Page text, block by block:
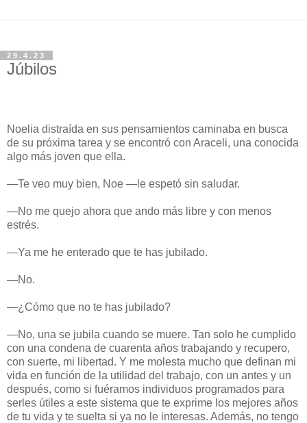
29.4.23
Júbilos
Noelia distraída en sus pensamientos caminaba en busca
de su próxima tarea y se encontró con Araceli, una conocida
algo más joven que ella.
—Te veo muy bien, Noe —le espetó sin saludar.
—No me quejo ahora que ando más libre y con menos
estrés.
—Ya me he enterado que te has jubilado.
—No.
—¿Cómo que no te has jubilado?
—No, una se jubila cuando se muere. Tan solo he cumplido
con una condena de cuarenta años trabajando y recupero,
con suerte, mi libertad. Y me molesta mucho que definan mi
vida en función de la utilidad del trabajo, con un antes y un
después, como si fuéramos individuos programados para
serles útiles a este sistema que te exprime los mejores años
de tu vida y te suelta si ya no le interesas. Además, no tengo